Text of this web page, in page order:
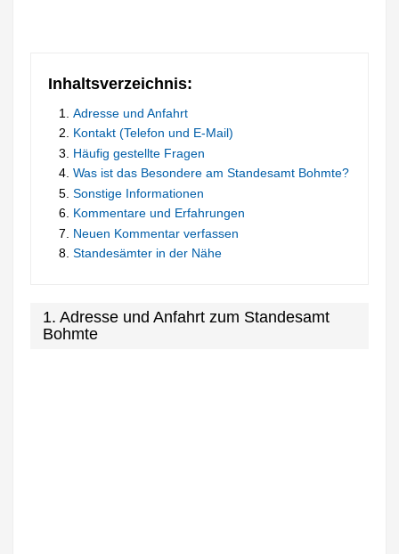
Inhaltsverzeichnis:
Adresse und Anfahrt
Kontakt (Telefon und E-Mail)
Häufig gestellte Fragen
Was ist das Besondere am Standesamt Bohmte?
Sonstige Informationen
Kommentare und Erfahrungen
Neuen Kommentar verfassen
Standesämter in der Nähe
1. Adresse und Anfahrt zum Standesamt
Bohmte